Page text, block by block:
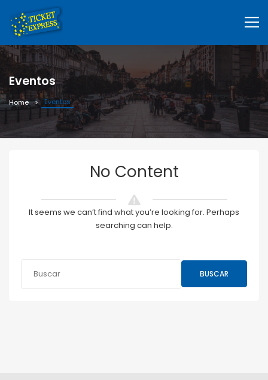
Eventos
Home Eventos
No Content
It seems we can’t find what you’re looking for. Perhaps
searching can help.
BUSCAR